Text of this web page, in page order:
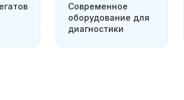
Современное
оборудование для
диагностики